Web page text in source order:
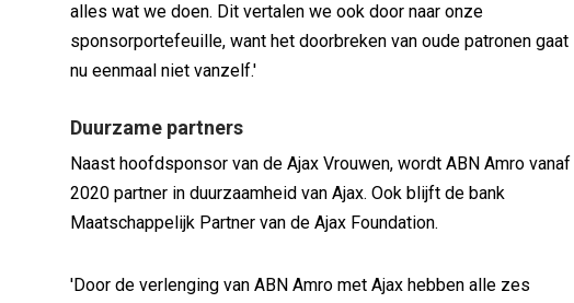
alles wat we doen. Dit vertalen we ook door naar onze
sponsorportefeuille, want het doorbreken van oude patronen gaat
nu eenmaal niet vanzelf.'
Duurzame partners
Naast hoofdsponsor van de Ajax Vrouwen, wordt ABN Amro vanaf
2020 partner in duurzaamheid van Ajax. Ook blijft de bank
Maatschappelijk Partner van de Ajax Foundation.
'Door de verlenging van ABN Amro met Ajax hebben alle zes